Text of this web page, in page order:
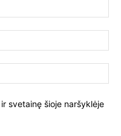
svetainę šioje naršyklėje